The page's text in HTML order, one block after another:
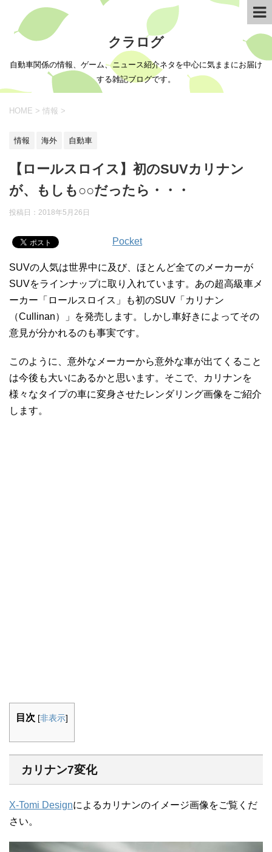
クラログ
自動車関係の情報、ゲーム、ニュース紹介ネタを中心に気ままにお届け
する雑記ブログです。
HOME > 情報 >
情報 海外 自動車
【ロールスロイス】初のSUVカリナン
が、もしも○○だったら・・・
投稿日： 2018年5月26日
Pocket
SUVの人気は世界中に及び、ほとんど全てのメーカーが
SUVをラインナップに取り入れています。あの超高級車メ
ーカー「ロールスロイス」も初のSUV「カリナン
（Cullinan）」を発売します。しかし車好きによってその
意見が分かれるのも事実です。
このように、意外なメーカーから意外な車が出てくること
は今後も大いにあるかと思います。そこで、カリナンを
様々なタイプの車に変身させたレンダリング画像をご紹介
します。
目次 [非表示]
カリナン7変化
X-Tomi Designによるカリナンのイメージ画像をご覧くだ
さい。